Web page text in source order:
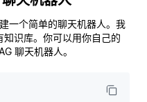
一个简单的聊天机器人。我
知识库。你可以用你自己的
聊天机器人。